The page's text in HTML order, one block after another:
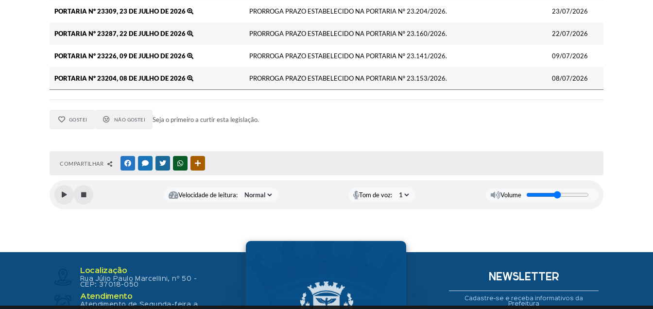
PORTARIA Nº 23309, 23 DE JULHO DE 2026 PRORROGA PRAZO ESTABELECIDO NA PORTARIA Nº 23.204/2026. 23/07/2026
PORTARIA Nº 23287, 22 DE JULHO DE 2026 PRORROGA PRAZO ESTABELECIDO NA PORTARIA Nº 23.160/2026. 22/07/2026
PORTARIA Nº 23226, 09 DE JULHO DE 2026 PRORROGA PRAZO ESTABELECIDO NA PORTARIA Nº 23.141/2026. 09/07/2026
PORTARIA Nº 23204, 08 DE JULHO DE 2026 PRORROGA PRAZO ESTABELECIDO NA PORTARIA Nº 23.153/2026. 08/07/2026
GOSTEI NÃO GOSTEI Seja o primeiro a curtir esta legislação.
COMPARTILHAR FACEBOOKMESSENGER
TWITTERWHATSAPP
Velocidade de leitura: Tom de voz: Volume
Localização
Rua Júlio Paulo Marcellini, nº 50 -
CEP: 37018-050
Atendimento
Atendimento de Segunda-feira a
NEWSLETTER
Cadastre-se e receba informativos da
Prefeitura